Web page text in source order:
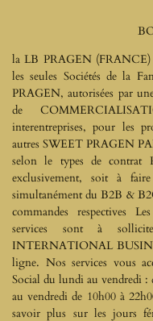
la LB PRAGEN
les seules Sociétés de la
PRAGEN, autorisées par
de
interentreprises, pour les
autres SWEET PRAGEN
selon le types de contrat
exclusivement, soit à
simultanément du B2B &
commandes respectives
services sont à
INTERNATIONAL
ligne. Nos services vous
Social du lundi au vendredi
au vendredi de 10h00 à
savoir plus sur les jours